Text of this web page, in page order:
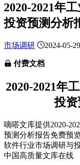
2020-2021年
投资预测分析
市场调研 2024-05-29
付费文档
2020-2021年
投
嘀嗒文库提供2020-
预测分析报告免费预
软件行业市场调研与
中国高质量文库在线